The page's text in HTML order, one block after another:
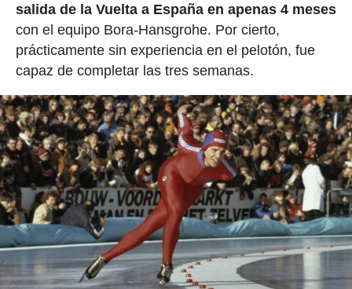
salida de la Vuelta a España en apenas 4 meses
con el equipo Bora-Hansgrohe. Por cierto,
prácticamente sin experiencia en el pelotón, fue
capaz de completar las tres semanas.